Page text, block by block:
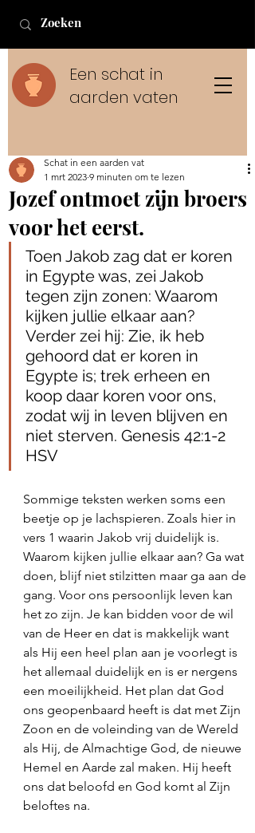
Een schat in
aarden vaten
Jozef ontmoet zijn broers
voor het eerst.
Schat in een aarden vat
1 mrt 2023 9 minuten om te lezen
Toen Jakob zag dat er koren
in Egypte was, zei Jakob
tegen zijn zonen: Waarom
kijken jullie elkaar aan?
Verder zei hij: Zie, ik heb
gehoord dat er koren in
Egypte is; trek erheen en
koop daar koren voor ons,
zodat wij in leven blijven en
niet sterven. Genesis 42:1‭-‬2
HSV
Sommige teksten werken soms een
beetje op je lachspieren. Zoals hier in
vers 1 waarin Jakob vrij duidelijk is.
Waarom kijken jullie elkaar aan? Ga wat
doen, blijf niet stilzitten maar ga aan de
gang. Voor ons persoonlijk leven kan
het zo zijn. Je kan bidden voor de wil
van de Heer en dat is makkelijk want
als Hij een heel plan aan je voorlegt is
het allemaal duidelijk en is er nergens
een moeilijkheid. Het plan dat God
ons geopenbaard heeft is dat met Zijn
Zoon en de voleinding van de Wereld
als Hij, de Almachtige God, de nieuwe
Hemel en Aarde zal maken. Hij heeft
ons dat beloofd en God komt al Zijn
beloftes na.